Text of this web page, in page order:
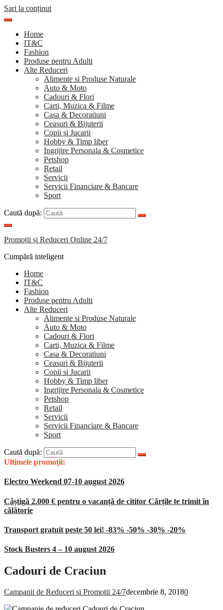
Sari la conținut
Home
IT&C
Fashion
Produse pentru Adulti
Alte Reduceri
Alimente si Produse Naturale
Auto & Moto
Cadouri & Flori
Carti, Muzica & Filme
Casa & Decoratiuni
Ceasuri & Bijuterii
Copii si Jucarii
Hobby & Timp liber
Ingrijire Personala & Cosmetice
Petshop
Retail
Servicii
Servicii Financiare & Bancare
Sport
Caută după:
Promoții și Reduceri Online 24/7
Cumpără inteligent
Home
IT&C
Fashion
Produse pentru Adulti
Alte Reduceri
Alimente si Produse Naturale
Auto & Moto
Cadouri & Flori
Carti, Muzica & Filme
Casa & Decoratiuni
Ceasuri & Bijuterii
Copii si Jucarii
Hobby & Timp liber
Ingrijire Personala & Cosmetice
Petshop
Retail
Servicii
Servicii Financiare & Bancare
Sport
Caută după:
Ultimele promoții:
Electro Weekend 07-10 august 2026
Câștigă 2.000 € pentru o vacanță de cititor Cărțile te trimit în
călătorie
Transport gratuit peste 50 lei! -83% -50% -30% -20%
Stock Busters 4 – 10 august 2026
Cadouri de Craciun
Campanii de Reduceri si Promotii 24/7decembrie 8, 20180